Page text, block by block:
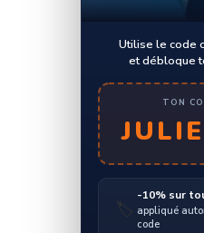
Utilise le code
et débloque
TON
🏷️
-10% sur
appliqué
code